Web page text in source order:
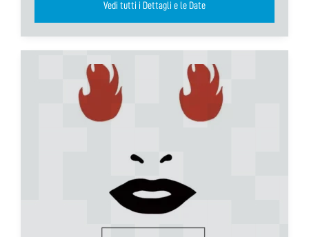
Vedi tutti i Dettagli e le Date